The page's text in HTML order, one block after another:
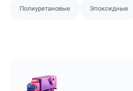
Полиуретановые Эпоксидные